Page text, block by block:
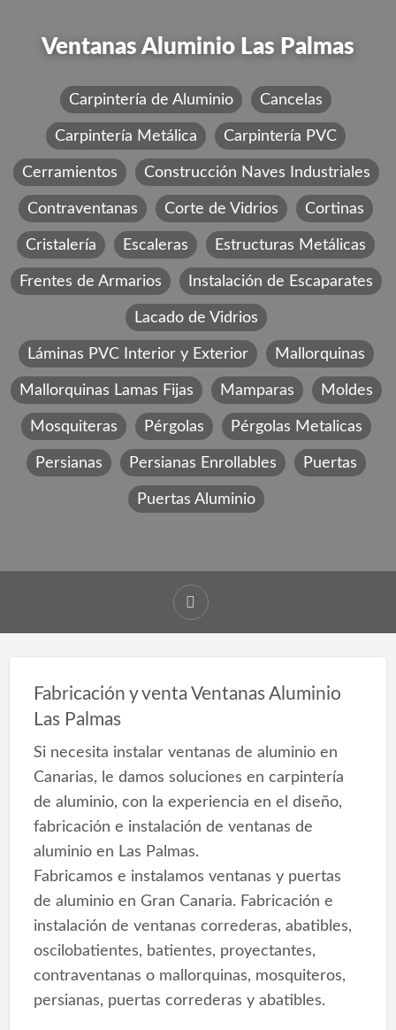
Ventanas Aluminio Las Palmas
Carpintería de Aluminio Cancelas
Carpintería Metálica Carpintería PVC
Cerramientos Construcción Naves Industriales
Contraventanas Corte de Vidrios Cortinas
Cristalería Escaleras Estructuras Metálicas
Frentes de Armarios Instalación de Escaparates
Lacado de Vidrios
Láminas PVC Interior y Exterior Mallorquinas
Mallorquinas Lamas Fijas Mamparas Moldes
Mosquiteras Pérgolas Pérgolas Metalicas
Persianas Persianas Enrollables Puertas
Puertas Aluminio
Fabricación y venta Ventanas Aluminio
Las Palmas
Si necesita instalar ventanas de aluminio en
Canarias, le damos soluciones en carpintería
de aluminio, con la experiencia en el diseño,
fabricación e instalación de ventanas de
aluminio en Las Palmas.
Fabricamos e instalamos ventanas y puertas
de aluminio en Gran Canaria. Fabricación e
instalación de ventanas correderas, abatibles,
oscilobatientes, batientes, proyectantes,
contraventanas o mallorquinas, mosquiteros,
persianas, puertas correderas y abatibles.